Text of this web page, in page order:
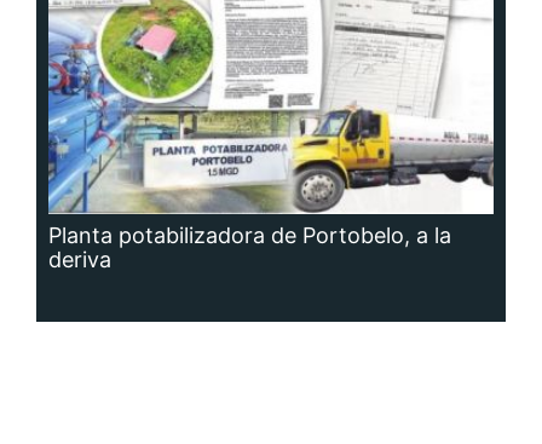
Planta potabilizadora de Portobelo, a la
deriva